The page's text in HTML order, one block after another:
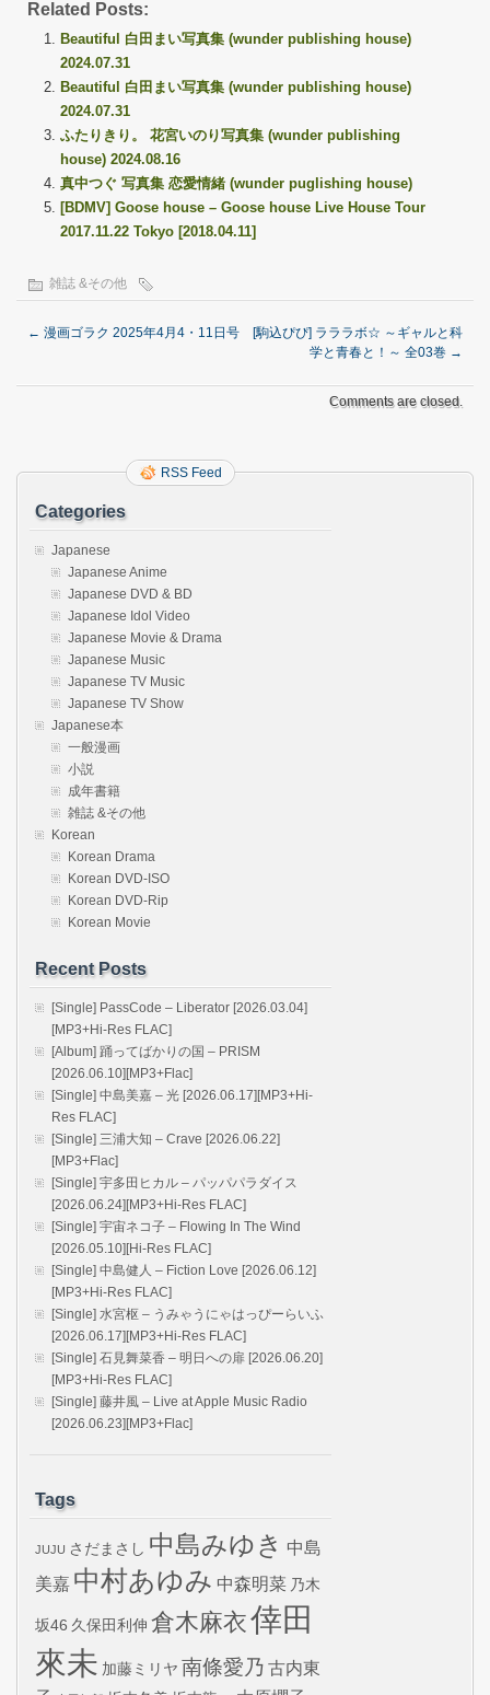
Related Posts:
Beautiful 白田まい写真集 (wunder publishing house)
2024.07.31
Beautiful 白田まい写真集 (wunder publishing house)
2024.07.31
ふたりきり。 花宮いのり写真集 (wunder publishing
house) 2024.08.16
真中つぐ 写真集 恋愛情緒 (wunder puglishing house)
[BDMV] Goose house – Goose house Live House Tour
2017.11.22 Tokyo [2018.04.11]
雑誌 &その他
← 漫画ゴラク 2025年4月4・11日号
[駒込ぴぴ] ラララボ☆ ～ギャルと科
学と青春と！～ 全03巻 →
Comments are closed.
RSS Feed
Categories
Japanese
Japanese Anime
Japanese DVD & BD
Japanese Idol Video
Japanese Movie & Drama
Japanese Music
Japanese TV Music
Japanese TV Show
Japanese本
一般漫画
小説
成年書籍
雑誌 &その他
Korean
Korean Drama
Korean DVD-ISO
Korean DVD-Rip
Korean Movie
Recent Posts
[Single] PassCode – Liberator [2026.03.04]
[MP3+Hi-Res FLAC]
[Album] 踊ってばかりの国 – PRISM
[2026.06.10][MP3+Flac]
[Single] 中島美嘉 – 光 [2026.06.17][MP3+Hi-
Res FLAC]
[Single] 三浦大知 – Crave [2026.06.22]
[MP3+Flac]
[Single] 宇多田ヒカル – パッパパラダイス
[2026.06.24][MP3+Hi-Res FLAC]
[Single] 宇宙ネコ子 – Flowing In The Wind
[2026.05.10][Hi-Res FLAC]
[Single] 中島健人 – Fiction Love [2026.06.12]
[MP3+Hi-Res FLAC]
[Single] 水宮枢 – うみゃうにゃはっぴーらいふ
[2026.06.17][MP3+Hi-Res FLAC]
[Single] 石見舞菜香 – 明日への扉 [2026.06.20]
[MP3+Hi-Res FLAC]
[Single] 藤井風 – Live at Apple Music Radio
[2026.06.23][MP3+Flac]
Tags
JUJU さだまさし 中島みゆき 中島
美嘉 中村あゆみ 中森明菜 乃木
坂46 久保田利伸 倉木麻衣倖田
來未 加藤ミリヤ 南條愛乃 古内東